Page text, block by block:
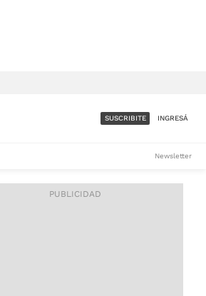
ACCESO FULL - $1.800/MES
SUSCRIBITE INGRESÁ
Newsletter